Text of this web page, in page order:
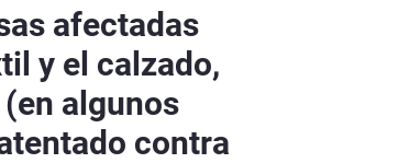
afectadas
y el calzado,
algunos
contra